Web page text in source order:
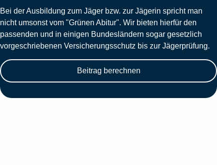
Bei der Ausbildung zum Jäger bzw. zur Jägerin spricht man
nicht umsonst vom "Grünen Abitur". Wir bieten hierfür den
passenden und in einigen Bundesländern sogar gesetzlich
vorgeschriebenen Versicherungsschutz bis zur Jägerprüfung.
Beitrag berechnen